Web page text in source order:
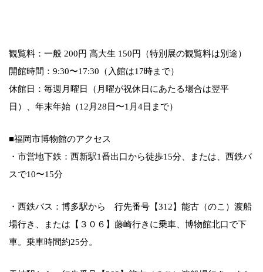
観覧料：一般 200円 高大生 150円（特別展の観覧料は別途）
開館時間：9:30〜17:30（入館は17時まで）
休館日：毎週月曜日（月曜が祝休日にあたる場合は翌平
日）、年末年始（12月28日〜1月4日まで）
■福岡市博物館のアクセス
・市営地下鉄：西新駅1番出口から徒歩15分、または、西鉄バ
スで10〜15分
・西鉄バス：博多駅から 行先番号【312】能古（のこ）渡船
場行き、または【３０６】藤崎行きに乗車、博物館北口で下
車。乗車時間約25分。